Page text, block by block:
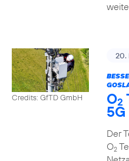
Credits: GfTD GmbH
20.
O2
Der
O2